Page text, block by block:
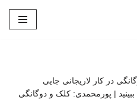
در کار لاریجانی جایی
| پورمحمدی: کلک و دوگانگی